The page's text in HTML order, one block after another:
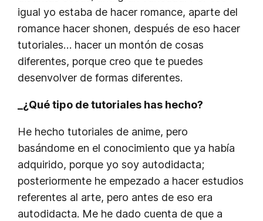
igual yo estaba de hacer romance, aparte del
romance hacer shonen, después de eso hacer
tutoriales… hacer un montón de cosas
diferentes, porque creo que te puedes
desenvolver de formas diferentes.
_¿Qué tipo de tutoriales has hecho?
He hecho tutoriales de anime, pero
basándome en el conocimiento que ya había
adquirido, porque yo soy autodidacta;
posteriormente he empezado a hacer estudios
referentes al arte, pero antes de eso era
autodidacta. Me he dado cuenta de que a